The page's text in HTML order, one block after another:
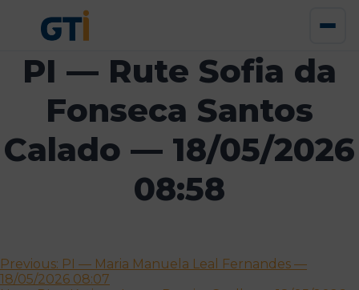
PI — Rute Sofia da
Fonseca Santos
Calado — 18/05/2026
08:58
Navegação
Previous: PI — Maria Manuela Leal Fernandes —
18/05/2026 08:07